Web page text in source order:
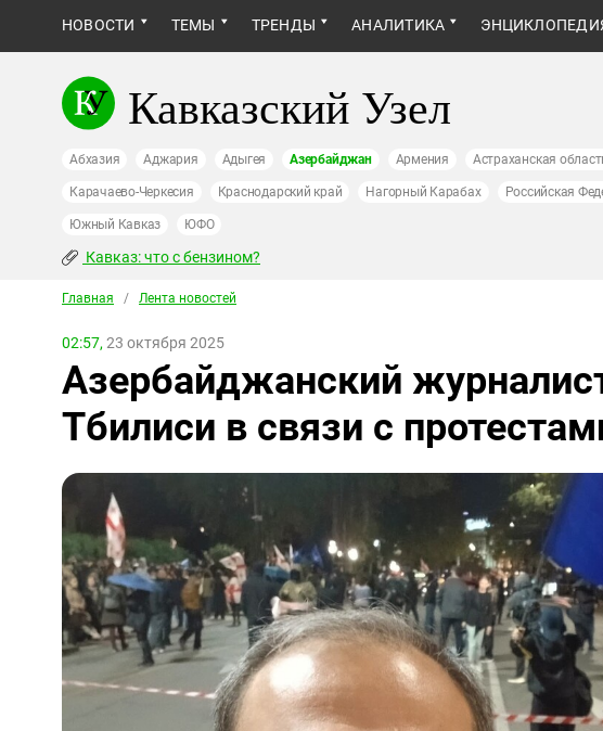
НОВОСТИ ТЕМЫ ТРЕНДЫ АНАЛИТИКА
Кавказский Узел
Абхазия Аджария Адыгея Азербайджан Армения Астраханская
Карачаево-Черкесия Краснодарский край Нагорный Карабах Российская
Южный Кавказ ЮФО
Кавказ: что с бензином?
Главная / Лента новостей
02:57, 23 октября 2025
Азербайджанский
Тбилиси в связи с